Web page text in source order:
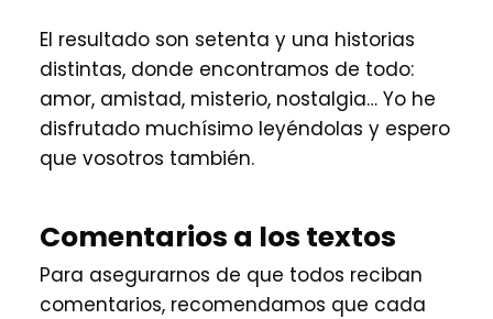
El resultado son setenta y una historias
distintas, donde encontramos de todo:
amor, amistad, misterio, nostalgia… Yo he
disfrutado muchísimo leyéndolas y espero
que vosotros también.
Comentarios a los textos
Para asegurarnos de que todos reciban
comentarios, recomendamos que cada